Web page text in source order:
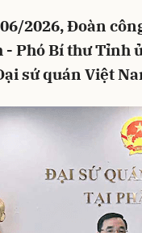
2026, Đoàn
- Phó Bí thư Tỉnh
sứ quán Việt